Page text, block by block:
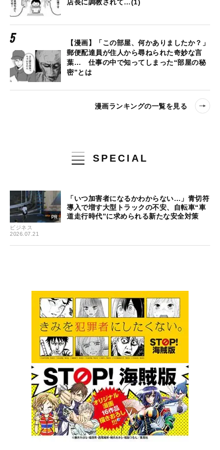
店長に調教されて…(1)
【漫画】「この部屋、何かありましたか？」
郵便配達員が住人から尋ねられた奇妙な言
葉… 仕事の中で知ってしまった“部屋の秘
密”とは
漫画ランキングの一覧を見る
SPECIAL
ビジネス
2026.07.21
「いつ加害者になるかわからない…」青切符
導入で増す大型トラックの不安、自転車“車
道走行時代”に求められる新たな安全対策